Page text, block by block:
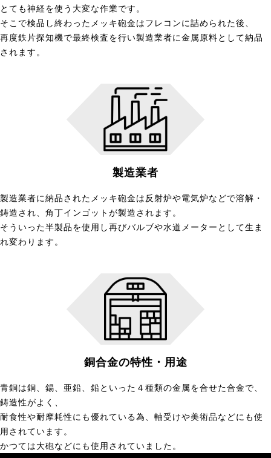
とても神経を使う大変な作業です。
そこで検品し終わったメッキ砲金はフレコンに詰められた後、
再度鉄片探知機で最終検査を行い製造業者に金属原料として納品
されます。
製造業者
製造業者に納品されたメッキ砲金は反射炉や電気炉などで溶解・
鋳造され、角丁インゴットが製造されます。
そういった半製品を使用し再びバルブや水道メーターとして生ま
れ変わります。
銅合金の特性・用途
青銅は銅、錫、亜鉛、鉛といった４種類の金属を合せた合金で、
鋳造性がよく、
耐食性や耐摩耗性にも優れている為、軸受けや美術品などにも使
用されています。
かつては大砲などにも使用されていました。